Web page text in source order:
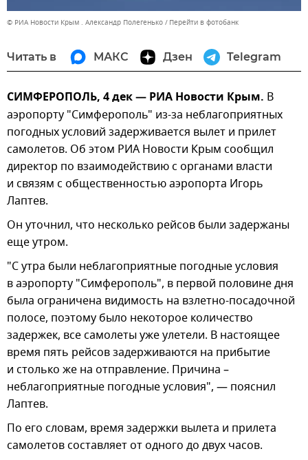
© РИА Новости Крым . Александр Полегенько Перейти в фотобанк
Читать в МАКС Дзен Telegram
СИМФЕРОПОЛЬ, 4 дек — РИА Новости Крым. В
аэропорту "Симферополь" из-за неблагоприятных
погодных условий задерживается вылет и прилет
самолетов. Об этом РИА Новости Крым сообщил
директор по взаимодействию с органами власти
и связям с общественностью аэропорта Игорь
Лаптев.
Он уточнил, что несколько рейсов были задержаны
еще утром.
"С утра были неблагоприятные погодные условия
в аэропорту "Симферополь", в первой половине дня
была ограничена видимость на взлетно-посадочной
полосе, поэтому было некоторое количество
задержек, все самолеты уже улетели. В настоящее
время пять рейсов задерживаются на прибытие
и столько же на отправление. Причина –
неблагоприятные погодные условия", — пояснил
Лаптев.
По его словам, время задержки вылета и прилета
самолетов составляет от одного до двух часов.